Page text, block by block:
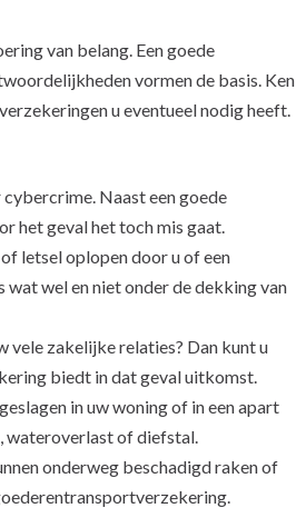
van belang. Een goede
vormen de basis. Ken
u eventueel nodig heeft.
Naast een goede
het geval het toch mis gaat.
letsel oplopen door u of een
wel en niet onder de dekking van
vele zakelijke relaties? Dan kunt u
biedt in dat geval uitkomst.
in uw woning of in een apart
wateroverlast of diefstal.
onderweg beschadigd raken of